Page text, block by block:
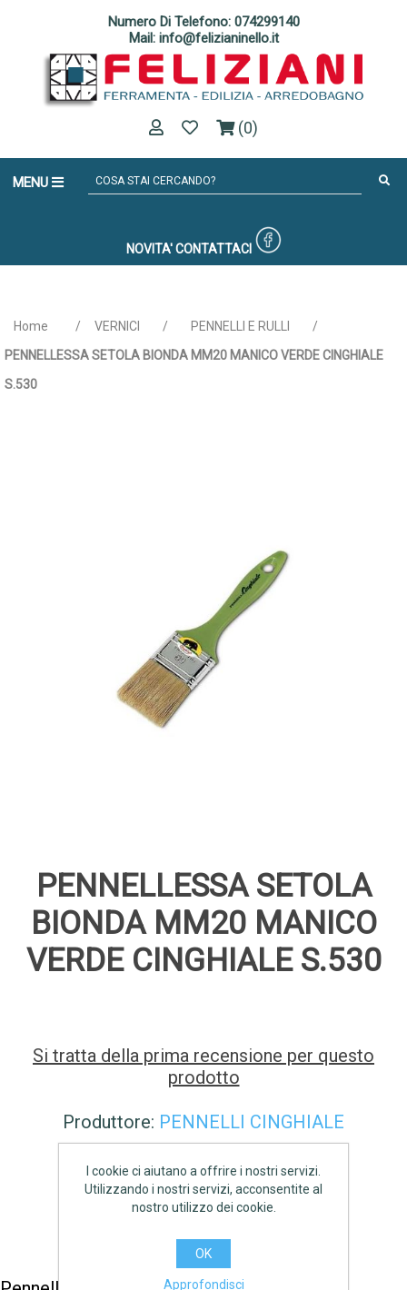
Numero Di Telefono: 074299140
Mail: info@felizianinello.it
(0)
MENU
NOVITA' CONTATTACI
Home / VERNICI / PENNELLI E RULLI
/
PENNELLESSA SETOLA BIONDA MM20 MANICO VERDE CINGHIALE
S.530
PENNELLESSA SETOLA
BIONDA MM20 MANICO
VERDE CINGHIALE S.530
Si tratta della prima recensione per questo
prodotto
Produttore: PENNELLI CINGHIALE
€1,50 IVA inclusa
AGGIUNGI
I cookie ci aiutano a offrire i nostri servizi.
Utilizzando i nostri servizi, acconsentite al
nostro utilizzo dei cookie.
OK
Approfondisci